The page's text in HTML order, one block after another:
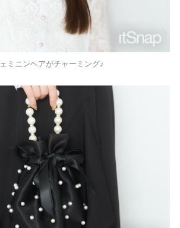
ミニンヘアがチャーミング♪